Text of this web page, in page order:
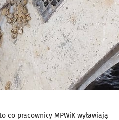
co pracownicy MPWiK wyławiają